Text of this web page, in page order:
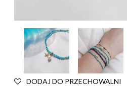
DODAJ DO PRZECHOWALNI